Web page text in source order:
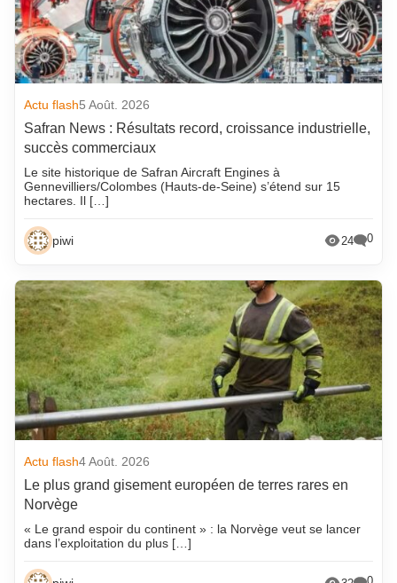
Actu flash5 Août. 2026
Safran News : Résultats record, croissance industrielle,
succès commerciaux
Le site historique de Safran Aircraft Engines à
Gennevilliers/Colombes (Hauts-de-Seine) s’étend sur 15
hectares. Il […]
piwi 24 0
Actu flash4 Août. 2026
Le plus grand gisement européen de terres rares en
Norvège
« Le grand espoir du continent » : la Norvège veut se lancer
dans l’exploitation du plus […]